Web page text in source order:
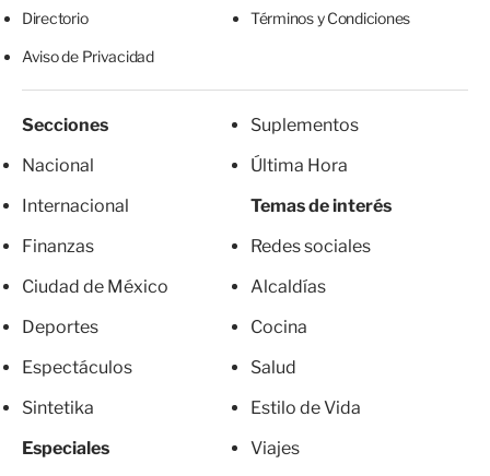
Directorio Términos y Condiciones
Aviso de Privacidad
Secciones
Nacional
Internacional
Finanzas
Ciudad de México
Deportes
Espectáculos
Sintetika
Especiales
Suplementos
Última Hora
Temas de interés
Redes sociales
Alcaldías
Cocina
Salud
Estilo de Vida
Viajes